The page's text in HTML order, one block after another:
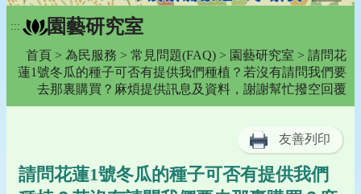
內
容
::: 園藝研究室
首頁 > 為民服務 > 常見問題(FAQ) > 園藝研究室 > 請問花
蓮1號冬瓜的種子可否有提供我們種植？若沒有請問我們要
去那裏購買？麻煩提供訊息及資料，謝謝幫忙撥空回覆
友善列印
請問花蓮1號冬瓜的種子可否有提供我們